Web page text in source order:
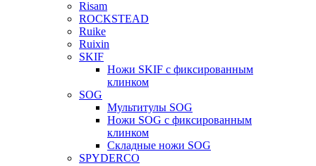
Risam
ROCKSTEAD
Ruike
Ruixin
SKIF
Ножи SKIF с фиксированным
клинком
SOG
Мультитулы SOG
Ножи SOG с фиксированным
клинком
Складные ножи SOG
SPYDERCO